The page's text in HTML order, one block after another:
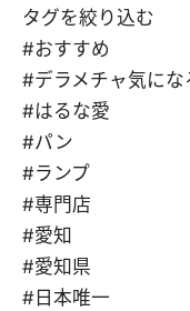
タグを絞り込む
#おすすめ
#デラメチャ気にな
#はるな愛
#パン
#ランプ
#専門店
#愛知
#愛知県
#日本唯一